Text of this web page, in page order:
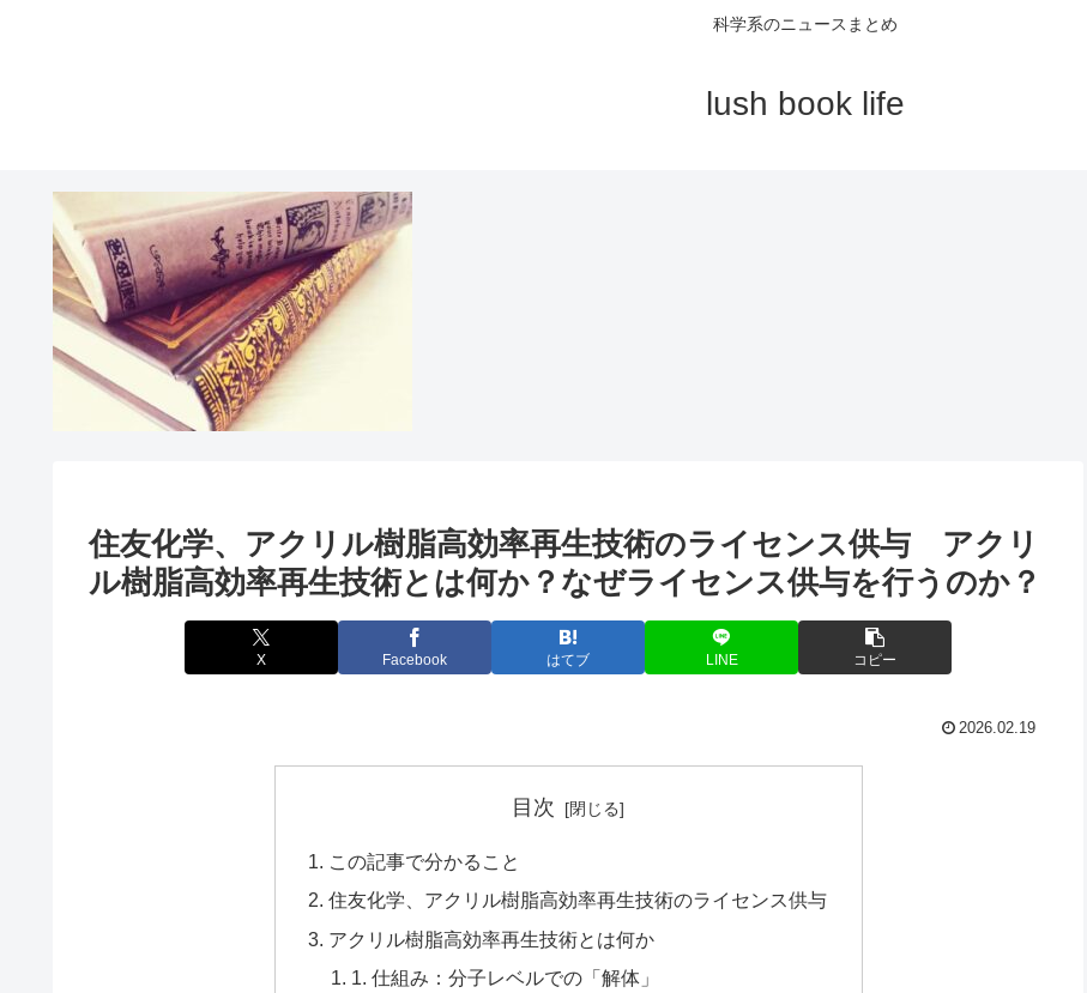
科学系のニュースまとめ
lush book life
住友化学、アクリル樹脂高効率再生技術のライセンス供与 アクリ
ル樹脂高効率再生技術とは何か？なぜライセンス供与を行うのか？
X Facebook はてブ LINE コピー
2026.02.19
目次
この記事で分かること
住友化学、アクリル樹脂高効率再生技術のライセンス供与
アクリル樹脂高効率再生技術とは何か
1. 仕組み：分子レベルでの「解体」